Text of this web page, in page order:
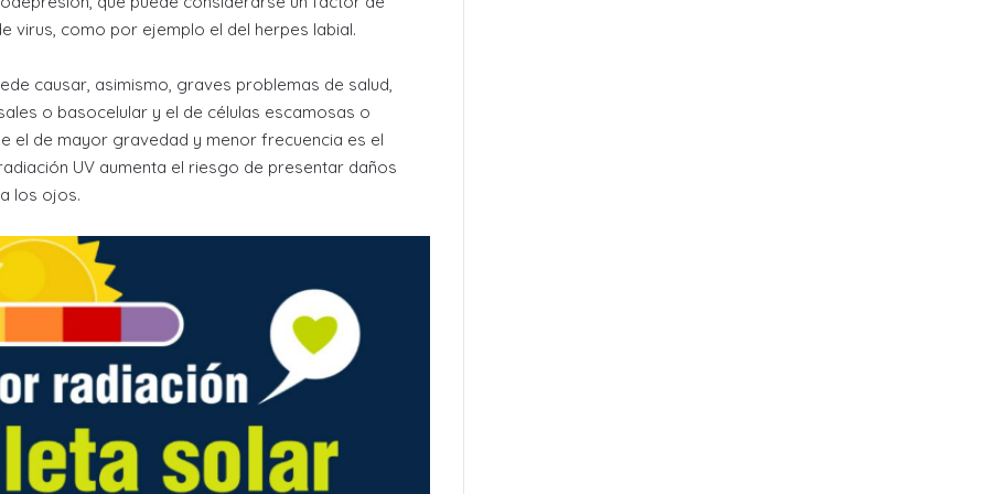
virus, como por ejemplo el del herpes labial.
causar, asimismo, graves problemas de salud,
o basocelular y el de células escamosas o
el de mayor gravedad y menor frecuencia es el
UV aumenta el riesgo de presentar daños
los ojos.